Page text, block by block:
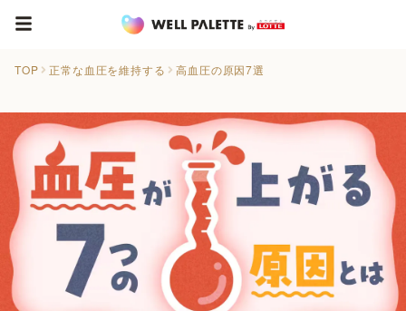
TOP 正常な血圧を維持する 高血圧の原因7選